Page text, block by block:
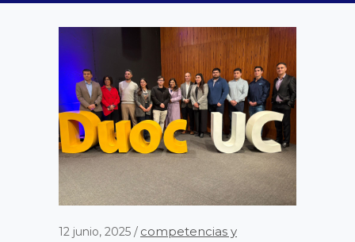
12 junio, 2025
competencias y